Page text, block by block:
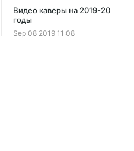
Видео каверы на 2019-20
годы
Sep 08 2019 11:08